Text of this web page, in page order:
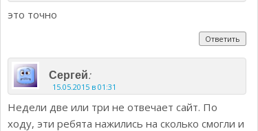
это точно
Ответить
Сергей:
15.05.2015 в 01:31
Недели две или три не отвечает сайт. По
ходу, эти ребята нажились на сколько смогли и